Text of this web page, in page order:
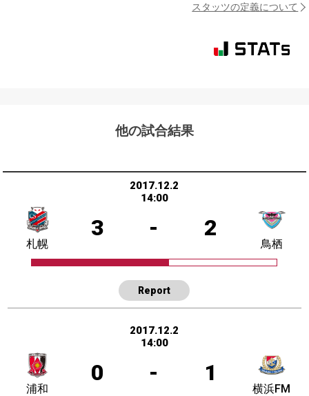
スタッツの定義について
他の試合結果
2017.12.2
14:00
3 - 2
札幌 鳥栖
Report
2017.12.2
14:00
0 - 1
浦和 横浜FM